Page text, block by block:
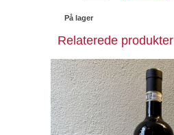
På lager
Relaterede produkter